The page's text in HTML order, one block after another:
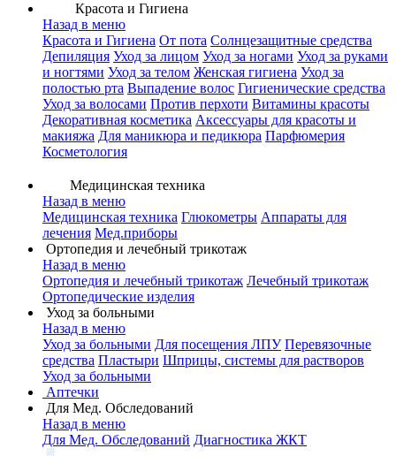
Красота и Гигиена
Назад в меню
Красота и Гигиена От пота Солнцезащитные средства
Депиляция Уход за лицом Уход за ногами Уход за руками
и ногтями Уход за телом Женская гигиена Уход за
полостью рта Выпадение волос Гигиенические средства
Уход за волосами Против перхоти Витамины красоты
Декоративная косметика Аксессуары для красоты и
макияжа Для маникюра и педикюра Парфюмерия
Косметология
Медицинская техника
Назад в меню
Медицинская техника Глюкометры Аппараты для
лечения Мед.приборы
Ортопедия и лечебный трикотаж
Назад в меню
Ортопедия и лечебный трикотаж Лечебный трикотаж
Ортопедические изделия
Уход за больными
Назад в меню
Уход за больными Для посещения ЛПУ Перевязочные
средства Пластыри Шприцы, системы для растворов
Уход за больными
Аптечки
Для Мед. Обследований
Назад в меню
Для Мед. Обследований Диагностика ЖКТ